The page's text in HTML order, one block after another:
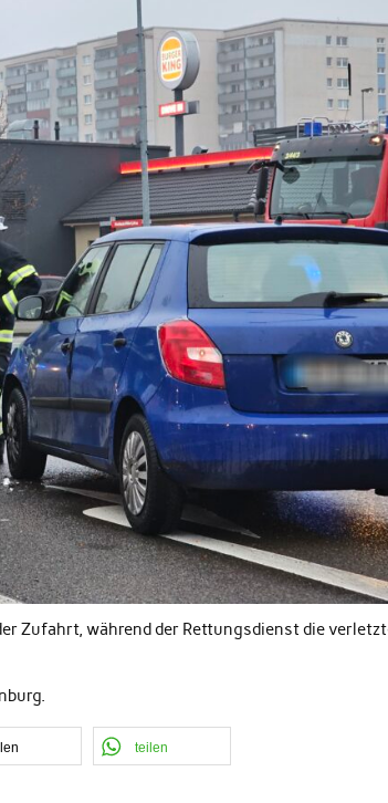
Zufahrt, während der Rettungsdienst die
teilen